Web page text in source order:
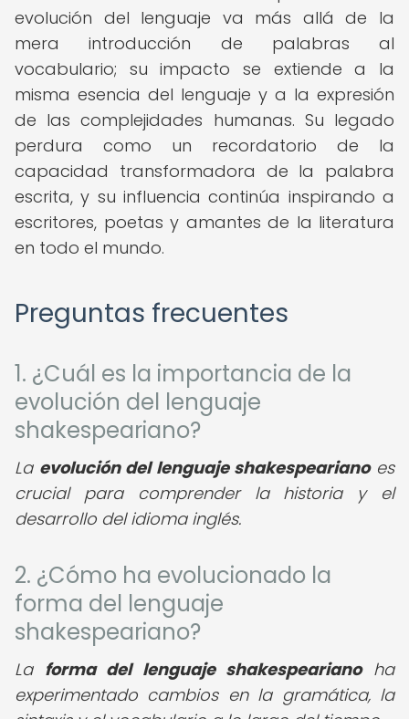
evolución del lenguaje va más allá de la
mera introducción de palabras al
vocabulario; su impacto se extiende a la
misma esencia del lenguaje y a la expresión
de las complejidades humanas. Su legado
perdura como un recordatorio de la
capacidad transformadora de la palabra
escrita, y su influencia continúa inspirando a
escritores, poetas y amantes de la literatura
en todo el mundo.
Preguntas frecuentes
1. ¿Cuál es la importancia de la
evolución del lenguaje
shakespeariano?
La evolución del lenguaje shakespearianoes
crucial para comprender la historia y el
desarrollo del idioma inglés.
2. ¿Cómo ha evolucionado la
forma del lenguaje
shakespeariano?
La forma del lenguaje shakespearianoha
experimentado cambios en la gramática, la